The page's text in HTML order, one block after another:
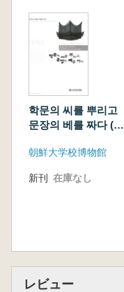
학문의 씨를 뿌리고
문장의 베를 짜다 (学
織る)
朝鮮大学校博物館
新刊 在庫なし
レビュー